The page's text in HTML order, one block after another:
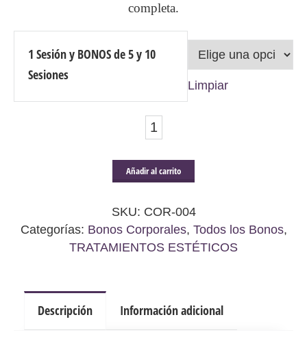
completa.
1 Sesión y BONOS de 5 y 10
Sesiones
Limpiar
ELECTROESTIMULACIÓN
GIMNASIA
PASIVA
+
PRESOTERAPIA
-
Y
10
Añadir al carrito
SKU: COR-004
Categorías: Bonos Corporales, Todos los Bonos,
TRATAMIENTOS ESTÉTICOS
Descripción Información adicional